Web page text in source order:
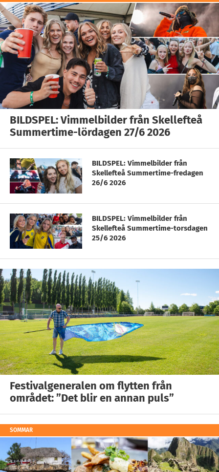
BILDSPEL: Vimmelbilder från Skellefteå
Summertime-lördagen 27/6 2026
BILDSPEL: Vimmelbilder från
Skellefteå Summertime-fredagen
26/6 2026
BILDSPEL: Vimmelbilder från
Skellefteå Summertime-torsdagen
25/6 2026
Festivalgeneralen om flytten från
området: ”Det blir en annan puls”
SOMMAR